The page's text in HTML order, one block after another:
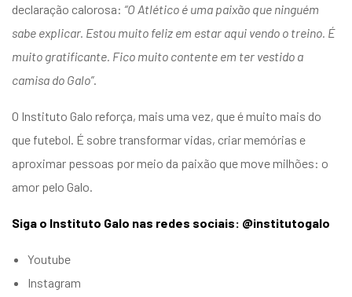
declaração calorosa: “O Atlético é uma paixão que ninguém
sabe explicar. Estou muito feliz em estar aqui vendo o treino. É
muito gratificante. Fico muito contente em ter vestido a
camisa do Galo”.
O Instituto Galo reforça, mais uma vez, que é muito mais do
que futebol. É sobre transformar vidas, criar memórias e
aproximar pessoas por meio da paixão que move milhões: o
amor pelo Galo.
Siga o Instituto Galo nas redes sociais: @institutogalo
Youtube
Instagram